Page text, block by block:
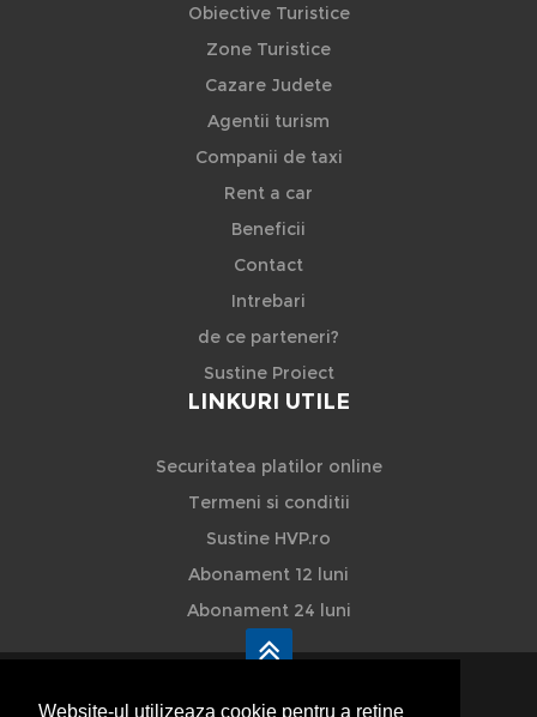
Website-ul utilizeaza cookie pentru a reţine
Obiective Turistice
Zone Turistice
Cazare Judete
Agentii turism
Companii de taxi
Rent a car
Beneficii
Contact
Intrebari
de ce parteneri?
Sustine Proiect
LINKURI UTILE
Securitatea platilor online
Termeni si conditii
Sustine HVP.ro
Abonament 12 luni
Abonament 24 luni